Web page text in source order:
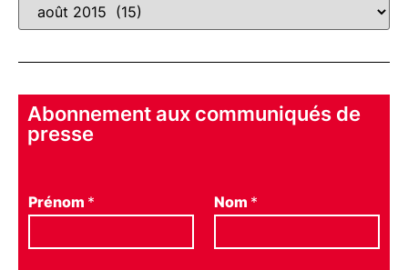
Abonnement aux communiqués de
presse
Prénom * Nom *